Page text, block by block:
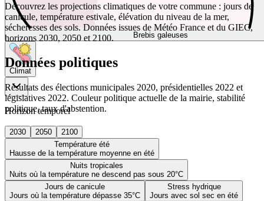
Brebis galeuses
Climat
Horizon temporel
2030 2050
2100
Température été
Hausse de la température moyenne en été
Nuits tropicales
Nuits où la température ne descend pas sous 20°C
Jours de canicule
Jours où la température dépasse 35°C
Stress hydrique
Jours avec sol sec en été
Découvrez les projections climatiques de votre commune : jours de
canicule, température estivale, élévation du niveau de la mer,
sécheresses des sols. Données issues de Météo France et du GIEC,
horizons 2030, 2050 et 2100.
Données politiques
Résultats des élections municipales 2020, présidentielles 2022 et
législatives 2022. Couleur politique actuelle de la mairie, stabilité
politique, taux d'abstention.